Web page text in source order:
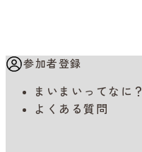
参加者登録
まいまいってなに？
よくある質問